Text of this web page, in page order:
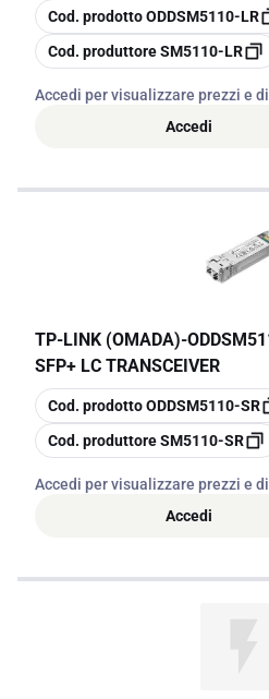
copia
Cod. prodottoODDSM5110-LR
copia
Cod. produttoreSM5110-LR
Accedi per visualizzare prezzi e
Accedi
TP-LINK (OMADA)-
SFP+ LC TRANSCEIVER
copia
Cod. prodottoODDSM5110-SR
copia
Cod. produttoreSM5110-SR
Accedi per visualizzare prezzi e
Accedi